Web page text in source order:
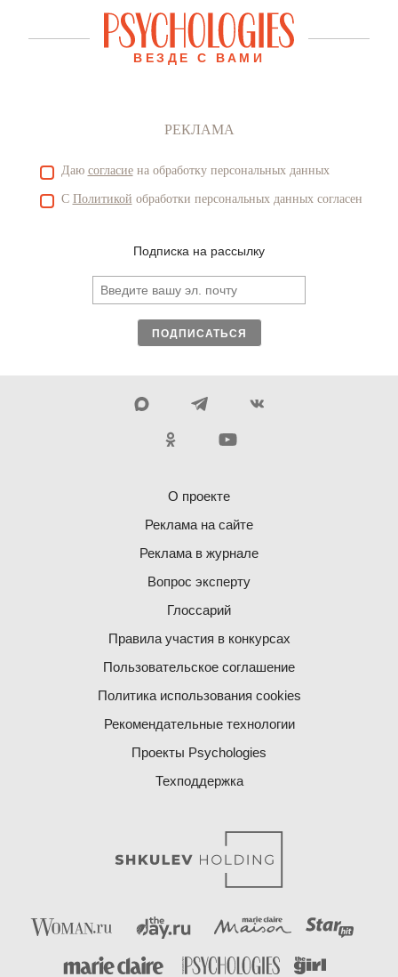
ВЕЗДЕ С ВАМИ
РЕКЛАМА
Даю согласиена обработку персональных данных
С Политикой обработки персональных данных согласен
Подписка на рассылку
ПОДПИСАТЬСЯ
О проекте
Реклама на сайте
Реклама в журнале
Вопрос эксперту
Глоссарий
Правила участия в конкурсах
Пользовательское соглашение
Политика использования cookies
Рекомендательные технологии
Проекты Psychologies
Техподдержка